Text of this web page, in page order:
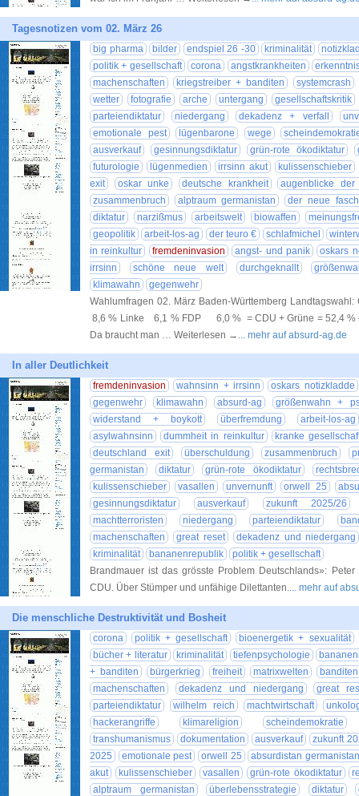
Tagesnotizen vom 02. März 26
big pharma bilder endspiel 26 -30 kriminalität
politik + gesellschaft
corona angstkrankheiten
machenschaften
kriegstreiber + banditen
systemcrash
wetter
fotografie arche untergang
gesellschaftskritik
parteiendiktatur
niedergang dekadenz + verfall
emotionale pest
lügenbarone wege
ausverkauf
gesinnungsdiktatur grün-rote ökodiktatur
futurologie
lügenmedien irrsinn akut
kulissenschieber
exit
oskar unke deutsche krankheit
augenblicke der
zusammenbruch
alptraum germanistan
der neue
diktatur
narzißmus arbeitswelt biowaffen
geopolitik
arbeit-los-ag der teuro € schlafmichel
in reinkultur
fremdeninvasion angst- und panik
oskars
irrsinn
schöne neue welt durchgeknallt
klimawahn
gegenwehr
Wahlumfragen 02. März Baden-Württemberg
8,6 % Linke 6,1 % FDP 6,0 % = CDU + Grüne = 52,4 %
Da braucht man … Weiterlesen → ... mehr auf absurd-ag.de
In aller Deutlichkeit
fremdeninvasion wahnsinn + irrsinn
oskars notizkladde
gegenwehr
klimawahn absurd-ag
größenwahn +
widerstand + boykott
überfremdung
arbeit-los-ag
asylwahnsinn
dummheit in reinkultur
kranke
deutschland exit
überschuldung zusammenbruch
germanistan
diktatur grün-rote ökodiktatur
kulissenschieber
vasallen unvernunft orwell 25
gesinnungsdiktatur
ausverkauf
zukunft 2025/26
machtterroristen
niedergang parteiendiktatur
machenschaften
great reset
dekadenz und niedergang
kriminalität
bananenrepublik
politik + gesellschaft
Brandmauer ist das grösste Problem Deutschlands»:
CDU. Über Stümper und unfähige Dilettanten.... mehr auf
Die menschliche Destruktivität und Bosheit
corona politik + gesellschaft
bioenergetik + sexualität
bücher + literatur
kriminalität tiefenpsychologie
+ banditen
bürgerkrieg freiheit matrixwelten
machenschaften
dekadenz und niedergang
great
parteiendiktatur
wilhelm reich machtwirtschaft
hackerangriffe
klimareligion
scheindemokratie
transhumanismus
dokumentation ausverkauf
zukunft
2025
emotionale pest orwell 25
absurdistan
akut
kulissenschieber vasallen grün-rote ökodiktatur
alptraum germanistan
überlebensstrategie diktatur